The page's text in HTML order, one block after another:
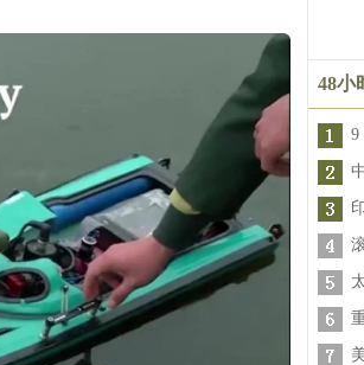
48小
9